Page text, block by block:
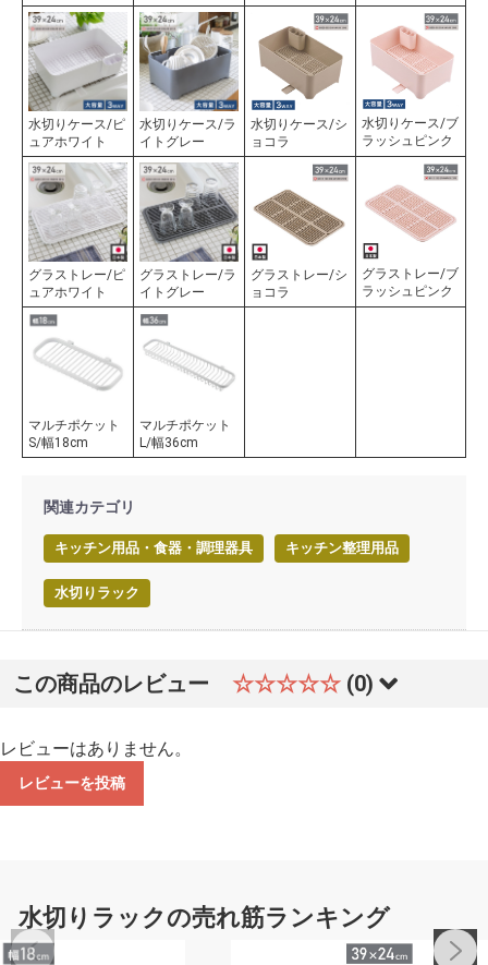
水切りケース/ピ
ュアホワイト
水切りケース/ラ
イトグレー
水切りケース/シ
ョコラ
水切りケース/ブ
ラッシュピンク
グラストレー/ピ
ュアホワイト
グラストレー/ラ
イトグレー
グラストレー/シ
ョコラ
グラストレー/ブ
ラッシュピンク
マルチポケット
S/幅18cm
マルチポケット
L/幅36cm
関連カテゴリ
キッチン用品・食器・調理器具 キッチン整理用品
水切りラック
この商品のレビュー ☆☆☆☆☆ (0)
レビューはありません。
レビューを投稿
水切りラックの売れ筋ランキング